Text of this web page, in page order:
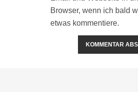
Browser, wenn ich bald
etwas kommentiere.